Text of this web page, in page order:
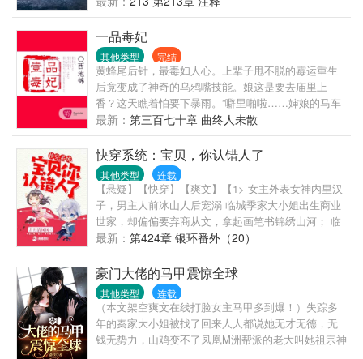
啼鸣，以太阳为中心，以光速向宇宙深处飞驰…… 四
光年外，“三体文明”正苦苦挣扎——三颗无规则运行的
太阳主导下的百余次毁灭与重生逼迫他们逃离母星。
而恰在此时。他们接收到了地球发来的信息。在运用
超技术锁死地球人的基础科学之后。三体人庞大的宇
宙舰队开始向地球进发…… 人类的末日悄然来临。
一品毒妃
其他类型 完结
黄蜂尾后针，最毒妇人心。上辈子甩不脱的霉运重生
后竟变成了神奇的乌鸦嘴技能。娘这是要去庙里上
香？这天瞧着怕要下暴雨。”噼里啪啦……婶娘的马车
被雷劈了。“好姐姐，可是做的新衣服，瞧着倒是好
看，只怕不结实。”尚书嫡女落水，一把撕烂了堂姐的
衣服。“听说堂嫂又怀孕了，连着两胎都是女儿，可别
生出大四喜来。”堂嫂临......
最新： 第三百七十章 曲终人未散
快穿系统：宝贝，你认错人了
其他类型 连载
【悬疑】【快穿】【爽文】【1> 女主外表女神内里汉
子，男主人前冰山人后宠溺 临城季家大小姐出生商业
世家，却偏偏要弃商从文，拿起画笔书锦绣山河； 临
城韩家二少爷出生书香门第，却偏偏不爱文房四宝，
大袖一挥进军商业帝国； 季陶陶第一次见到韩大见钟
情，从此紧追不舍。 理想是这样的：当我朝他迈出第
一步，那么剩下的九十九步他就会朝我飞奔而来，当
我站在那儿微微一笑，他就会觉得好似等了我一万
年。 现实是这样的：当我朝他迈了第一步，他却义无
反顾地退了九十九步，当我对着他微微一笑，他直接
扭头就走，不带走一片云彩。 在经历了九九八十一
最新： 第424章 银环番外（20）
豪门大佬的马甲震惊全球
其他类型 连载
（本文架空爽文在线打脸女主马甲多到爆！）失踪多
年的秦家大小姐被找了回来人人都说她无才无德，无
钱无势力，山鸡变不了凤凰M洲帮派的老大叫她祖宗神